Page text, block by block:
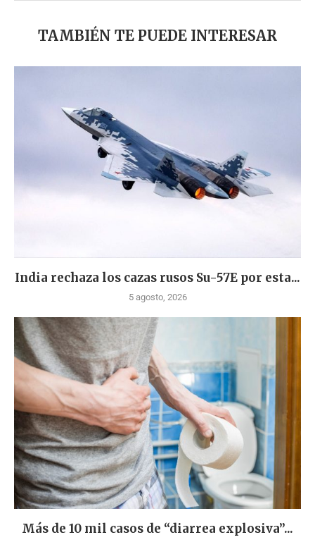
TAMBIÉN TE PUEDE INTERESAR
India rechaza los cazas rusos Su-57E por esta...
5 agosto, 2026
Más de 10 mil casos de “diarrea explosiva”...